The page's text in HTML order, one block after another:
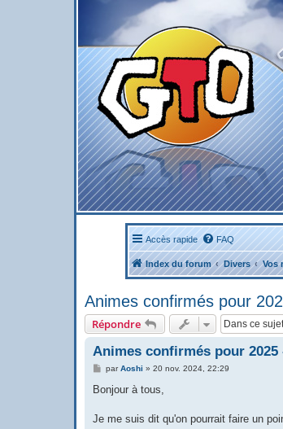
Accès rapide FAQ
Index du forum Divers Vos
Animes confirmés pour
Répondre
Animes confirmés pour 2025
M
s
g
parAoshi » 20 nov. 2024, 22:29
Bonjour à tous,
Je me suis dit qu'on pourrait faire un